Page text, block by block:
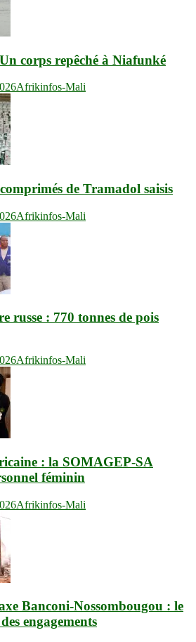
corps repêché à Niafunké
Afrikinfos-Mali
de Tramadol saisis
Afrikinfos-Mali
russe : 770 tonnes de pois
Afrikinfos-Mali
: la SOMAGEP-SA
féminin
Afrikinfos-Mali
Banconi-Nossombougou : le
engagements